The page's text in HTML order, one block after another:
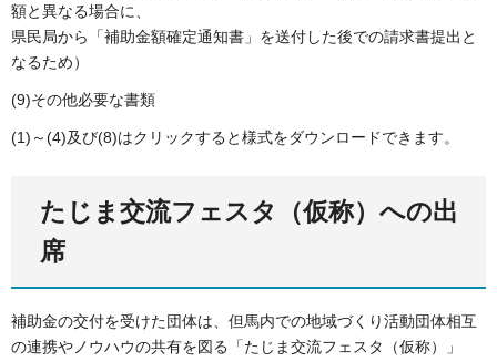
額と異なる場合に、
県民局から「補助金額確定通知書」を送付した後での請求書提出と
なるため）
(9)その他必要な書類
(1)～(4)及び(8)はクリックすると様式をダウンロードできます。
たじま交流フェスタ（仮称）への出
席
補助金の交付を受けた団体は、但馬内での地域づくり活動団体相互
の連携やノウハウの共有を図る「たじま交流フェスタ（仮称）」